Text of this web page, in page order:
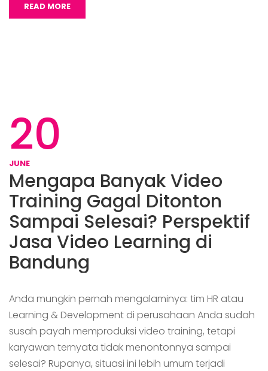
READ MORE
20
JUNE
Mengapa Banyak Video
Training Gagal Ditonton
Sampai Selesai? Perspektif
Jasa Video Learning di
Bandung
Anda mungkin pernah mengalaminya: tim HR atau
Learning & Development di perusahaan Anda sudah
susah payah memproduksi video training, tetapi
karyawan ternyata tidak menontonnya sampai
selesai? Rupanya, situasi ini lebih umum terjadi